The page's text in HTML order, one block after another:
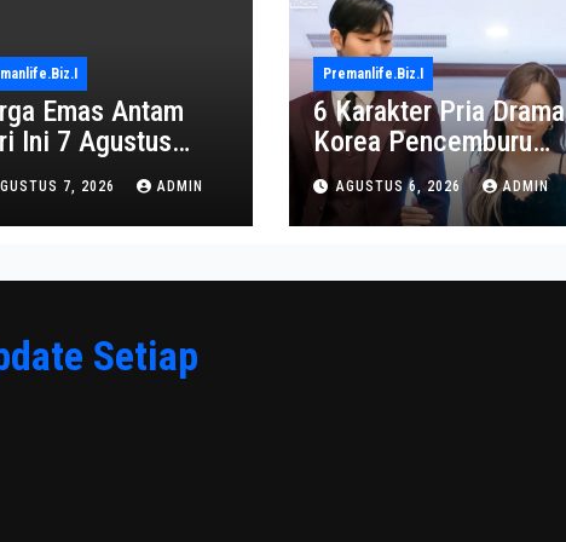
Emas Antam
Ini 7 Agustus
Turun Jadi
7, 2026 ADMIN
Premanlife.biz.i
6 Karakter Pria Drama
Korea Pencemburu
Berat, Bikin Penonton
Gemas
AGUSTUS 6, 2026 ADMIN
Setiap